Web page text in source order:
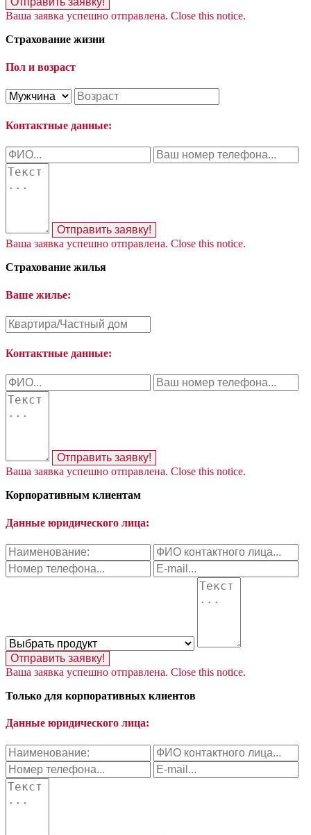
Ваша заявка успешно отправлена. Close this notice.
Страхование жизни
Пол и возраст
Контактные данные:
Отправить заявку!
Ваша заявка успешно отправлена. Close this notice.
Страхование жилья
Ваше жилье:
Контактные данные:
Отправить заявку!
Ваша заявка успешно отправлена. Close this notice.
Корпоративным клиентам
Данные юридического лица:
Отправить заявку!
Ваша заявка успешно отправлена. Close this notice.
Только для корпоративных клиентов
Данные юридического лица: